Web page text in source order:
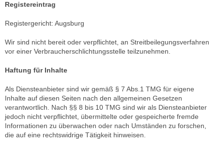
Registereintrag
Registergericht: Augsburg
Wir sind nicht bereit oder verpflichtet, an Streitbeilegungsverfahren
vor einer Verbraucherschlichtungsstelle teilzunehmen.
Haftung für Inhalte
Als Diensteanbieter sind wir gemäß § 7 Abs.1 TMG für eigene
Inhalte auf diesen Seiten nach den allgemeinen Gesetzen
verantwortlich. Nach §§ 8 bis 10 TMG sind wir als Diensteanbieter
jedoch nicht verpflichtet, übermittelte oder gespeicherte fremde
Informationen zu überwachen oder nach Umständen zu forschen,
die auf eine rechtswidrige Tätigkeit hinweisen.